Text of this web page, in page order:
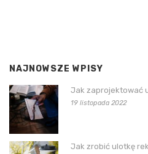
NAJNOWSZE WPISY
Jak zaprojektować
19 listopada 2022
Jak zrobić ulotkę